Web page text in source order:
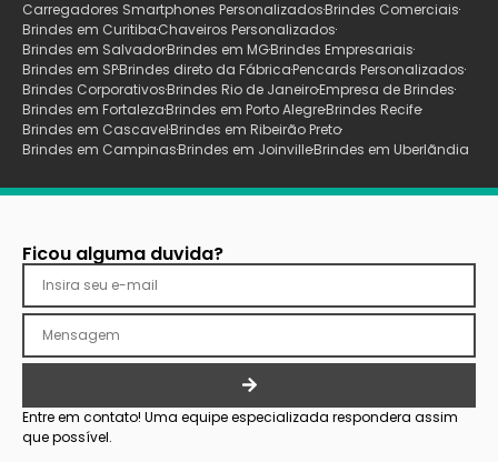
Carregadores Smartphones PersonalizadosBrindes Comerciais
Brindes em CuritibaChaveiros Personalizados
Brindes em SalvadorBrindes em MGBrindes Empresariais
Brindes em SPBrindes direto da FábricaPencards Personalizados
Brindes CorporativosBrindes Rio de JaneiroEmpresa de Brindes
Brindes em FortalezaBrindes em Porto AlegreBrindes Recife
Brindes em CascavelBrindes em Ribeirão Preto
Brindes em CampinasBrindes em JoinvilleBrindes em Uberlãndia
Ficou alguma duvida?
Entre em contato! Uma equipe especializada respondera assim
que possível.